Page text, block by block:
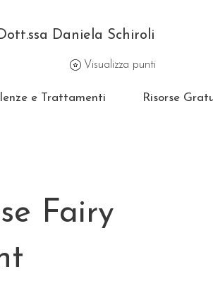
Daniela Schiroli
e Trattamenti Risorse
Visualizza punti
Fairy